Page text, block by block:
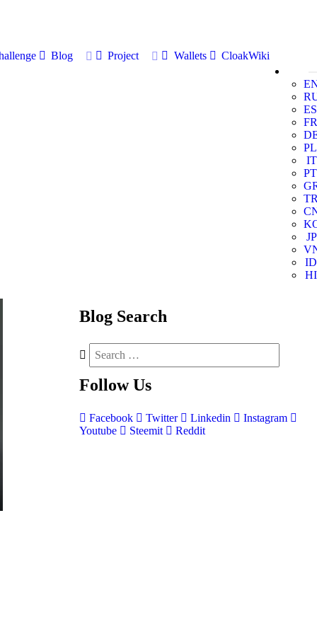
Blog Project Wallets
CloakWiki
ES
FR
PL
IT
PT
JP
ID
HI
Blog Search
Follow Us
Facebook Twitter Linkedin
Instagram
Youtube
Steemit Reddit